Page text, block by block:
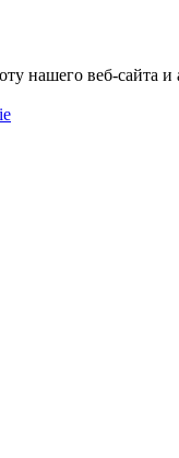
нашего веб-сайта и